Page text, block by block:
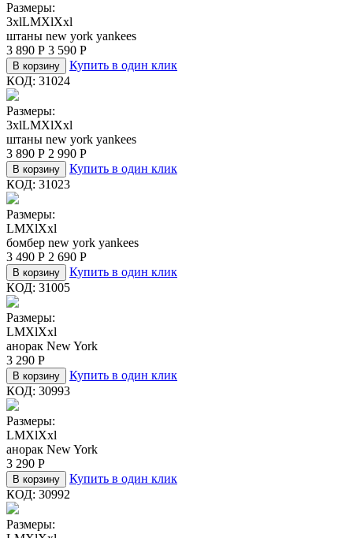
Размеры:
3xlLMXlXxl
штаны new york yankees
3 890 Р 3 590 Р
В корзину
Купить в один клик
КОД: 31024
Размеры:
3xlLMXlXxl
штаны new york yankees
3 890 Р 2 990 Р
В корзину
Купить в один клик
КОД: 31023
Размеры:
LMXlXxl
бомбер new york yankees
3 490 Р 2 690 Р
В корзину
Купить в один клик
КОД: 31005
Размеры:
LMXlXxl
анорак New York
3 290 Р
В корзину
Купить в один клик
КОД: 30993
Размеры:
LMXlXxl
анорак New York
3 290 Р
В корзину
Купить в один клик
КОД: 30992
Размеры: